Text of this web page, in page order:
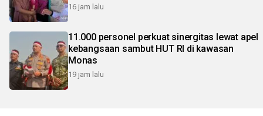
16 jam lalu
11.000 personel perkuat sinergitas lewat apel
kebangsaan sambut HUT RI di kawasan
Monas
19 jam lalu